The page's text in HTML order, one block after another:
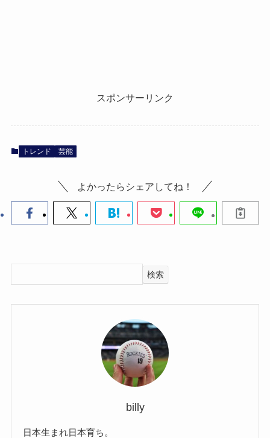
スポンサーリンク
トレンド 芸能
よかったらシェアしてね！
検索
billy
日本生まれ日本育ち。